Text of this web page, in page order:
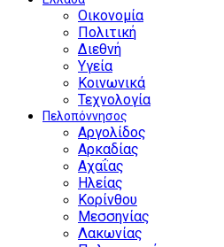
Οικονομία
Πολιτική
Διεθνή
Υγεία
Κοινωνικά
Τεχνολογία
Πελοπόννησος
Αργολίδος
Αρκαδίας
Αχαΐας
Ηλείας
Κορίνθου
Μεσσηνίας
Λακωνίας